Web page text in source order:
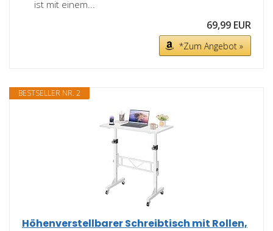
ist mit einem...
69,99 EUR
*Zum Angebot »
BESTSELLER NR. 2
Höhenverstellbarer Schreibtisch mit Rollen,